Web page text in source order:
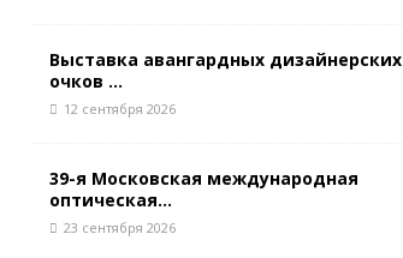
Выставка авангардных дизайнерских
очков ...
12 сентября 2026
39-я Московская международная
оптическая...
23 сентября 2026